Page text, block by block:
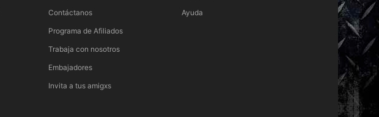
Contáctanos
Programa de Afiliados
Trabaja con nosotros
Embajadores
Invita a tus amigxs
Ayuda